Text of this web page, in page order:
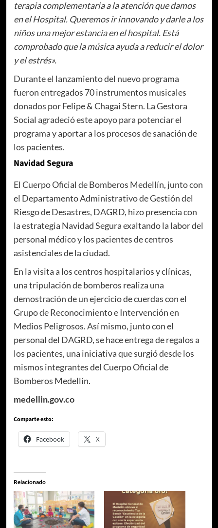
terapia complementaria a la atención que damos
en el Hospital. Queremos ir innovando y darle a los
niños una mejor estancia en el hospital. Está
comprobado que la música ayuda a reducir el dolor
y el estrés».
Durante el lanzamiento del nuevo programa
fueron entregados 70 instrumentos musicales
donados por Felipe & Chagai Stern. La Gestora
Social agradeció este apoyo para potenciar el
programa y aportar a los procesos de sanación de
los pacientes.
Navidad Segura
El Cuerpo Oficial de Bomberos Medellín, junto con
el Departamento Administrativo de Gestión del
Riesgo de Desastres, DAGRD, hizo presencia con
la estrategia Navidad Segura exaltando la labor del
personal médico y los pacientes de centros
asistenciales de la ciudad.
En la visita a los centros hospitalarios y clínicas,
una tripulación de bomberos realiza una
demostración de un ejercicio de cuerdas con el
Grupo de Reconocimiento e Intervención en
Medios Peligrosos. Así mismo, junto con el
personal del DAGRD, se hace entrega de regalos a
los pacientes, una iniciativa que surgió desde los
mismos integrantes del Cuerpo Oficial de
Bomberos Medellín.
medellin.gov.co
Comparte esto:
Facebook X
Relacionado